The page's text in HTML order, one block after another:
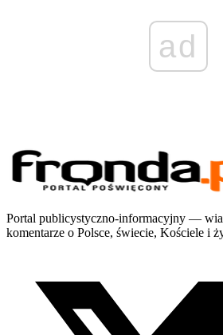
ad
Portal publicystyczno-informacyjny —
komentarze o Polsce, świecie, Kościele i